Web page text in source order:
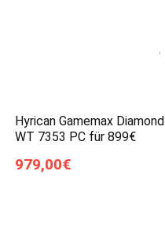
Hyrican Gamemax Diamond
WT 7353 PC für 899€
979,00€